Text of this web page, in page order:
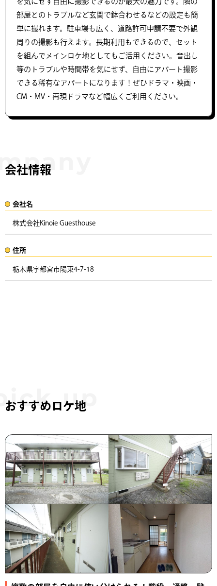
部屋とのトラブルなど玄関で鉢合わせるなどの設定も簡
単に撮れます。駐車場も広く、道路許可申請不要で外観
周りの撮影も行えます。長期利用もできるので、セット
を組んでメインロケ地としてもご活用ください。音出し
等のトラブルや時間帯を気にせず、自由にアパート撮影
できる稀有なアパートになります！ぜひドラマ・映画・
CM・MV・再現ドラマなど幅広くご利用ください。
会社情報
会社名​
株式会社Kinoie Guesthouse
住所​​
栃木県宇都宮市陽東4-7-18 ​
おすすめロケ地